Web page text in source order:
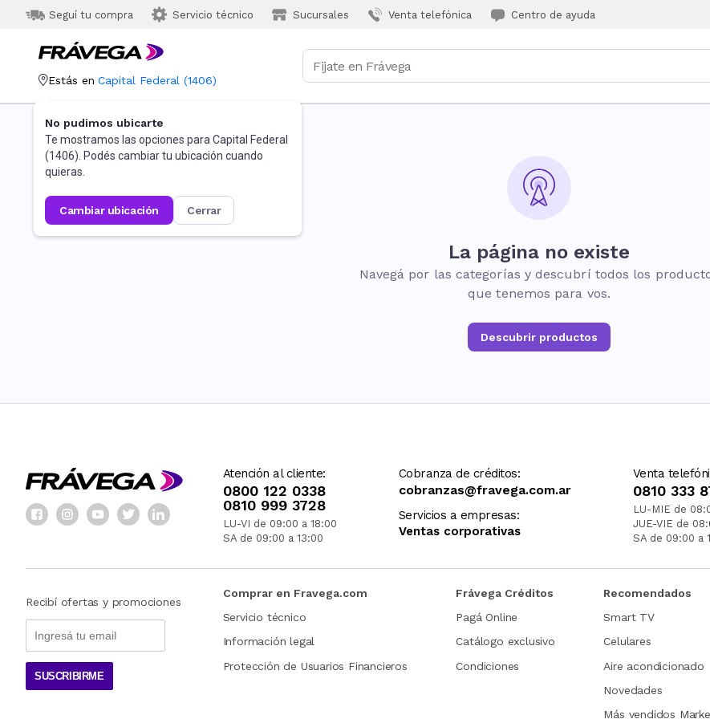
Seguí tu compra Servicio técnico Sucursales Venta telefónica Centro de ayuda
Estás en Capital Federal (1406)
No pudimos ubicarte
Te mostramos las opciones para Capital Federal
(1406). Podés cambiar tu ubicación cuando
quieras.
cambiar ubicación cerrar
La página no existe
Navegá por las categorías y descubrí todos los
que tenemos para vos.
Descubrir productos
Atención al cliente:
0800 122 0338
0810 999 3728
LU-VI de 09:00 a 18:00
SA de 09:00 a 13:00
Cobranza de créditos:
cobranzas@fravega.com.ar
Servicios a empresas:
Ventas corporativas
Venta
0810 333
LU-MIE de
JUE-VIE de
SA de 09:00 a
Recibí ofertas y promociones
SUSCRIBIRME
Comprar en Fravega.com
Servicio técnico
Información legal
Protección de Usuarios Financieros
Frávega Créditos
Pagá Online
Catálogo exclusivo
Condiciones
Recomendados
Smart TV
Celulares
Aire acondicionado
Novedades
Más vendidos